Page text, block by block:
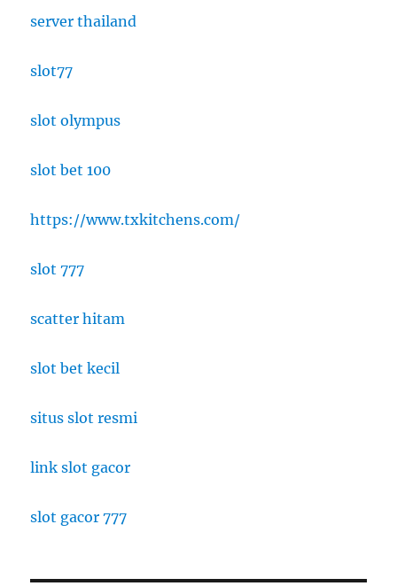
server thailand
slot77
slot olympus
slot bet 100
https://www.txkitchens.com/
slot 777
scatter hitam
slot bet kecil
situs slot resmi
link slot gacor
slot gacor 777